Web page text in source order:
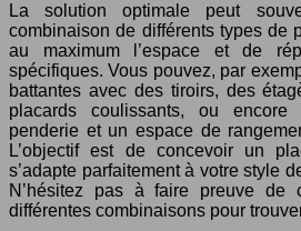
La solution optimale peut
combinaison de différents types de
au maximum l’espace et de
spécifiques. Vous pouvez, par
battantes avec des tiroirs, des
placards coulissants, ou encore
penderie et un espace de
L’objectif est de concevoir un
s’adapte parfaitement à votre style
N’hésitez pas à faire preuve de
différentes combinaisons pour